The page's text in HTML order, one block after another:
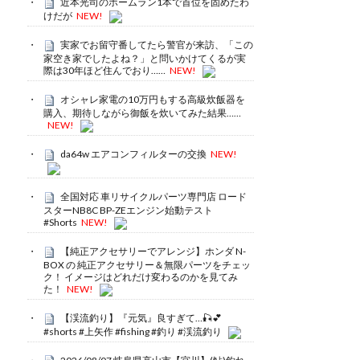
けだが NEW!
実家でお留守番してたら警官が来訪、「この
家空き家でしたよね？」と問いかけてくるが実
際は30年ほど住んでおり……
NEW!
オシャレ家電の10万円もする高級炊飯器を
購入、期待しながら御飯を炊いてみた結果……
NEW!
da64w エアコンフィルターの交換 NEW!
全国対応 車リサイクルパーツ専門店 ロード
スターNB8C BP-ZEエンジン始動テスト
#Shorts NEW!
【純正アクセサリーでアレンジ】ホンダ N-
BOX の 純正アクセサリー＆無限パーツをチェッ
ク！ イメージはどれだけ変わるのかを見てみ
た！
NEW!
【渓流釣り】『元気』良すぎて…🎣💕
#shorts #上矢作 #fishing #釣り #渓流釣り